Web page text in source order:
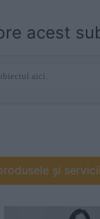
acest
și